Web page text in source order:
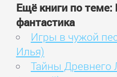
Ещё книги по теме:
фантастика
Игры в чужой
Илья)
Тайны Древнего